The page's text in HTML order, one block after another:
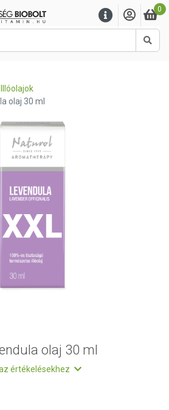
0
Illóolajok
olaj 30 ml
olaj 30 ml
értékelésekhez